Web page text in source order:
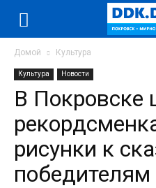
Домой Культура
Культура Новости
В Покровске
рисунки к
победителям